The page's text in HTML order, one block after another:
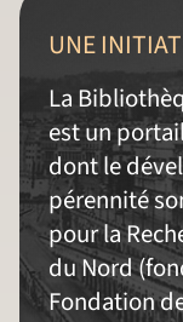
UNE
La
est un
dont le
pérennité
pour la
du Nord
Fondation